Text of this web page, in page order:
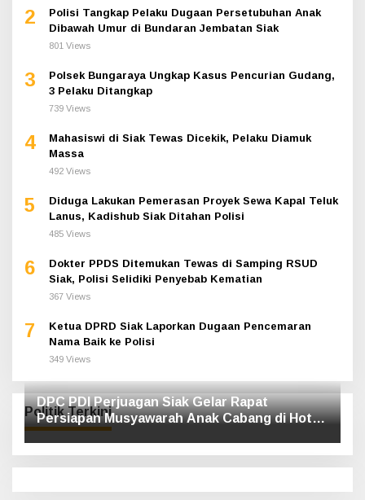
2
Polisi Tangkap Pelaku Dugaan Persetubuhan Anak
Dibawah Umur di Bundaran Jembatan Siak
801 Views
3
Polsek Bungaraya Ungkap Kasus Pencurian Gudang,
3 Pelaku Ditangkap
739 Views
4
Mahasiswi di Siak Tewas Dicekik, Pelaku Diamuk
Massa
492 Views
5
Diduga Lakukan Pemerasan Proyek Sewa Kapal Teluk
Lanus, Kadishub Siak Ditahan Polisi
485 Views
6
Dokter PPDS Ditemukan Tewas di Samping RSUD
Siak, Polisi Selidiki Penyebab Kematian
367 Views
7
Ketua DPRD Siak Laporkan Dugaan Pencemaran
Nama Baik ke Polisi
349 Views
Politik Terkini
DPC PDI Perjuagan Siak Gelar Rapat
Persiapan Musyawarah Anak Cabang di Hotel
Luxe